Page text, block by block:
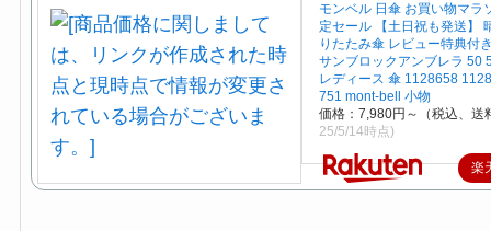
モンベル 日傘 お買い物マラ
定セール 【土日祝も発送】
りたたみ傘 レビュー特典付
サンブロックアンブレラ 50
レディース 傘 1128658
751 mont-bell 小物
価格：7,980円～（税込、送
25/5/14時点)
楽